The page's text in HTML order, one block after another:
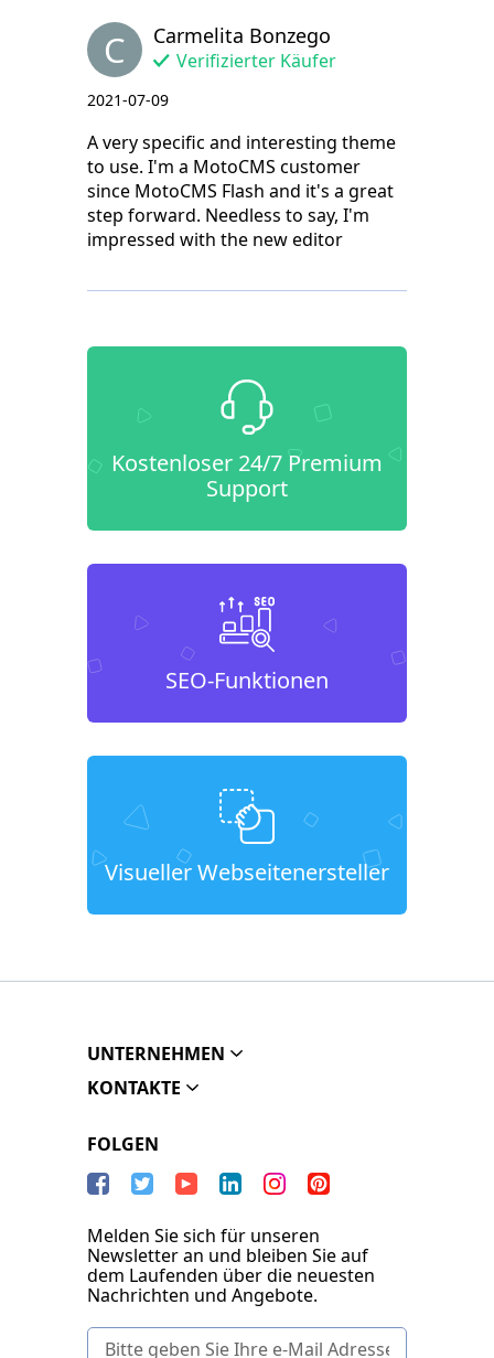
C Carmelita Bonzego
Verifizierter Käufer
2021-07-09
A very specific and interesting theme
to use. I'm a MotoCMS customer
since MotoCMS Flash and it's a great
step forward. Needless to say, I'm
impressed with the new editor
Kostenloser 24/7 Premium
Support
SEO-Funktionen
Visueller Webseitenersteller
UNTERNEHMEN
KONTAKTE
FOLGEN
Melden Sie sich für unseren
Newsletter an und bleiben Sie auf
dem Laufenden über die neuesten
Nachrichten und Angebote.